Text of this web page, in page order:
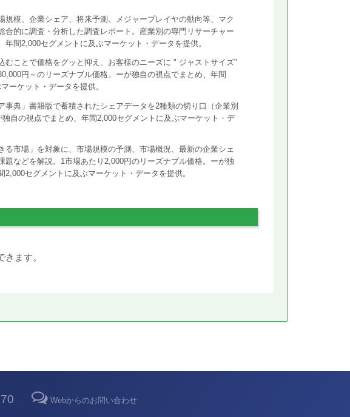
規模、企業シェア、将来予測、メジャープレイヤの動向等、マク
合的に調査・分析した調査レポート。産業別の専門リサーチャー
年間2,000セグメントに及ぶマーケット・データを提供。
むことで価格をグッと抑え、お客様のニーズに " ジャストサイズ"
円～のリーズナブル価格。ーが独自の視点でまとめ、年間
ーケット・データを提供。
事典」書籍版で蓄積されたシェアデータを2種類の切り口（企業別
自の視点でまとめ、年間2,000セグメントに及ぶマーケット・デ
る市場」を対象に、市場規模の予測、市場概況、最新の企業シェ
題などを解説。1市場あたり2,000円のリーズナブル価格。ーが独
2,000セグメントに及ぶマーケット・データを提供。
ます。
Webからのお問い合わせ